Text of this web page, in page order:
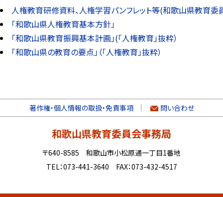
人権教育研修資料、人権学習パンフレット等(和歌山県教育委
「和歌山県人権教育基本方針」
「和歌山県教育振興基本計画」(「人権教育」抜粋）
「和歌山県の教育の要点」（「人権教育」抜粋）
著作権・個人情報の取扱・免責事項 問い合わせ
和歌山県教育委員会事務局
〒640-8585 和歌山市小松原通一丁目1番地
TEL：073-441-3640 FAX：073-432-4517